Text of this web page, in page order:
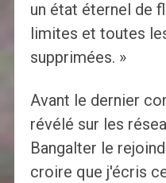
un état éternel de
limites et toutes
supprimées. »
Avant le dernier
révélé sur les
Bangalter le
croire que j'écris